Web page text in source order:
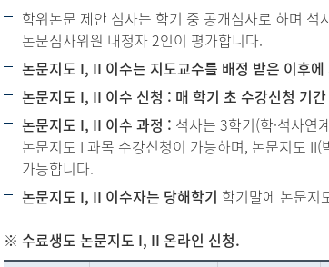
학위논문 제안 심사는 학기 중 공개심사로 하며
논문심사위원 내정자 2인이 평가합니다.
논문지도 I, II 이수는 지도교수를 배정 받은 이후
논문지도 I, II 이수 신청 : 매 학기 초 수강신청 기
논문지도 I, II 이수 과정 : 석사는 3학기(학·석사연
논문지도 I 과목 수강신청이 가능하며, 논문지도
가능합니다.
논문지도 I, II 이수자는 당해학기 학기말에 논문지
※ 수료생도 논문지도 I, II 온라인 신청.